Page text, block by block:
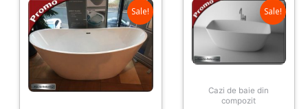
Sale! Sale!
Cazi de baie din
compozit